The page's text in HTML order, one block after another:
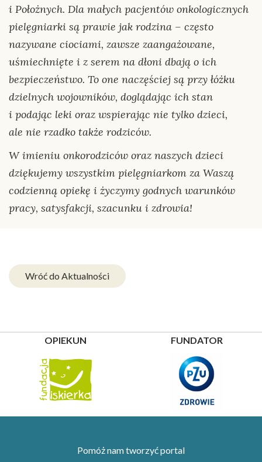
i Położnych. Dla małych pacjentów onkologicznych
pielęgniarki są prawie jak rodzina – często
nazywane ciociami, zawsze zaangażowane,
uśmiechnięte i z serem na dłoni dbają o ich
bezpieczeństwo. To one naczęściej są przy łóżku
dzielnych wojowników, doglądając ich stan
i podając leki oraz wspierając nie tylko dzieci,
ale nie rzadko także rodziców.
W imieniu onkorodziców oraz naszych dzieci
dziękujemy wszystkim pielęgniarkom za Waszą
codzienną opiekę i życzymy godnych warunków
pracy, satysfakcji, szacunku i zdrowia!
Wróć do Aktualności
OPIEKUN FUNDATOR
Pomóż nam tworzyć portal